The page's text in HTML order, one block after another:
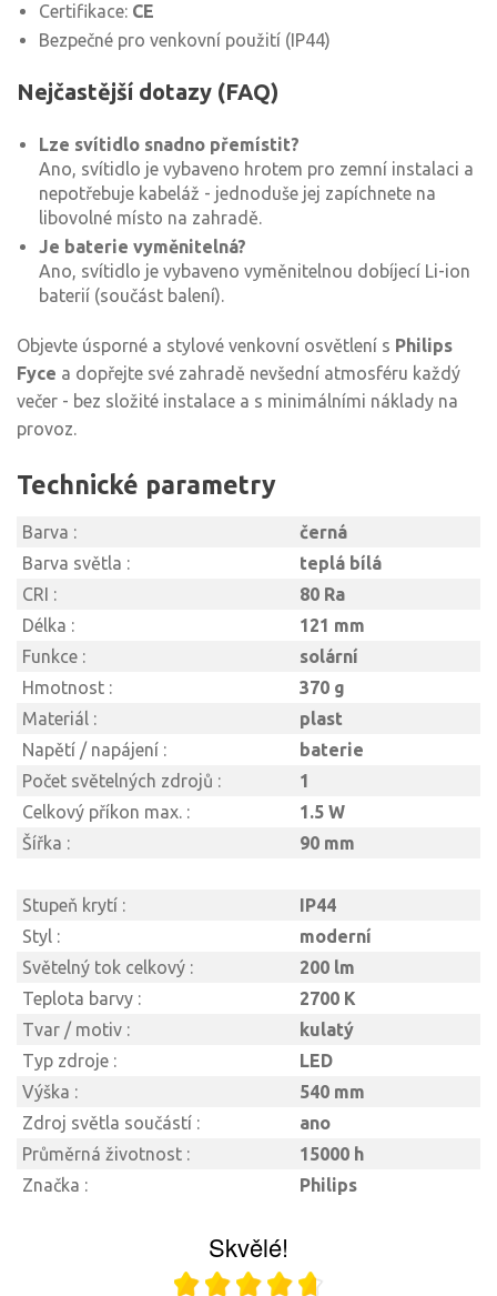
Certifikace: CE
Bezpečné pro venkovní použití (IP44)
Nejčastější dotazy (FAQ)
Lze svítidlo snadno přemístit?
Ano, svítidlo je vybaveno hrotem pro zemní instalaci a
nepotřebuje kabeláž - jednoduše jej zapíchnete na
libovolné místo na zahradě.
Je baterie vyměnitelná?
Ano, svítidlo je vybaveno vyměnitelnou dobíjecí Li-ion
baterií (součást balení).
Objevte úsporné a stylové venkovní osvětlení s Philips
Fyce a dopřejte své zahradě nevšední atmosféru každý
večer - bez složité instalace a s minimálními náklady na
provoz.
Technické parametry
Barva :
černá
Barva světla :
teplá bílá
CRI :
80 Ra
Délka :
121 mm
Funkce :
solární
Hmotnost :
370 g
Materiál :
plast
Napětí / napájení :
baterie
Počet světelných zdrojů :
1
Celkový příkon max. :
1.5 W
Šířka :
90 mm
Stupeň krytí :
IP44
Styl :
moderní
Světelný tok celkový :
200 lm
Teplota barvy :
2700 K
Tvar / motiv :
kulatý
Typ zdroje :
LED
Výška :
540 mm
Zdroj světla součástí :
ano
Průměrná životnost :
15000 h
Značka :
Philips